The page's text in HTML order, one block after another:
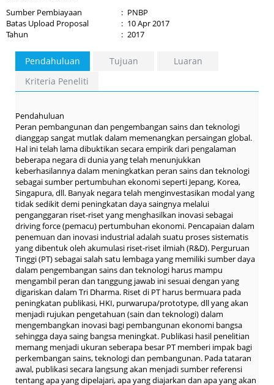
Sumber Pembiayaan : PNBP
Batas Upload Proposal
: 10 Apr 2017
Tahun
: 2017
Pendahuluan Tujuan
Luaran
Kriteria Peneliti
Pendahuluan
Peran pembangunan dan pengembangan sains dan teknologi
dianggap sangat mutlak dalam memenangkan persaingan global.
Hal ini telah lama dibuktikan secara empirik dari pengalaman
beberapa negara di dunia yang telah menunjukkan
keberhasilannya dalam meningkatkan peran sains dan teknologi
sebagai sumber pertumbuhan ekonomi seperti Jepang, Korea,
Singapura, dll. Banyak negara telah menginvestasikan modal yang
tidak sedikit demi peningkatan daya saingnya melalui
penganggaran riset-riset yang menghasilkan inovasi sebagai
driving force (pemacu) pertumbuhan ekonomi. Pencapaian dalam
penemuan dan inovasi industrial adalah suatu proses sistematis
yang dibentuk oleh akumulasi riset-riset ilmiah (R&D). Perguruan
Tinggi (PT) sebagai salah satu lembaga yang memiliki sumber daya
dalam pengembangan sains dan teknologi harus mampu
mengambil peran dan tanggung jawab ini sesuai dengan yang
digariskan dalam Tri Dharma. Riset di PT harus bermuara pada
peningkatan publikasi, HKI, purwarupa/prototype, dll yang akan
menjadi rujukan pengetahuan (sain dan teknologi) dalam
mengembangkan inovasi bagi pembangunan ekonomi bangsa
sehingga daya saing bangsa meningkat. Publikasi hasil penelitian
memang menjadi ukuran seberapa besar PT memberi impak bagi
perkembangan sains, teknologi dan pembangunan. Pada tataran
awal, publikasi secara langsung akan menjadi sumber referensi
tentang apa yang dipelajari, apa yang diajarkan dan apa yang akan